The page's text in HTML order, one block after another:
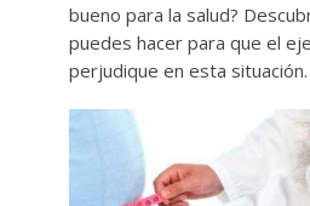
bueno para la salud?
puedes hacer para que el
perjudique en esta situación.